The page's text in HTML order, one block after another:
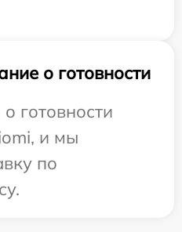
о готовности
готовности
и мы
по